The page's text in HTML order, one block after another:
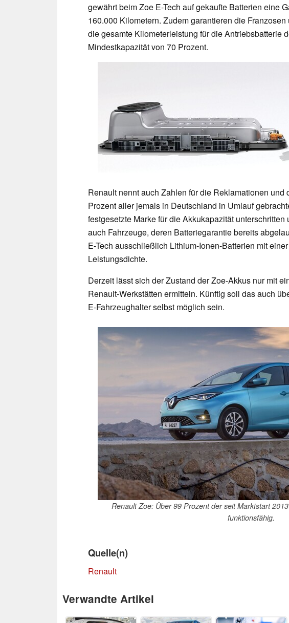
gewährt beim Zoe E-Tech auf gekaufte Batterien eine
160.000 Kilometern. Zudem garantieren die
die gesamte Kilometerleistung für die Antriebsbatterie
Mindestkapazität von 70 Prozent.
Renault nennt auch Zahlen für die Reklamationen und
Prozent aller jemals in Deutschland in Umlauf
festgesetzte Marke für die Akkukapazität
auch Fahrzeuge, deren Batteriegarantie bereits
E-Tech ausschließlich Lithium-Ionen-Batterien mit
Leistungsdichte.
Derzeit lässt sich der Zustand der Zoe-Akkus nur mit
Renault-Werkstätten ermitteln. Künftig soll das auch
E-Fahrzeughalter selbst möglich sein.
Renault Zoe: Über 99 Prozent der seit Marktstart
funktionsfähig.
Quelle(n)
Renault
Verwandte Artikel